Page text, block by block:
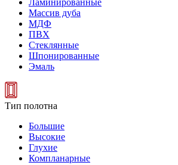
Ламинированные
Массив дуба
МДФ
ПВХ
Стеклянные
Шпонированные
Эмаль
Тип полотна
Большие
Высокие
Глухие
Компланарные